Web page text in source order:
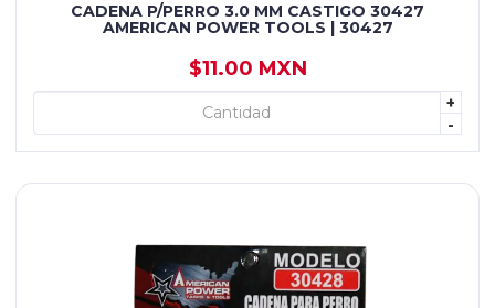
CADENA P/PERRO 3.0 MM CASTIGO 30427
AMERICAN POWER TOOLS | 30427
$11.00 MXN
+
-
+ AGREGAR